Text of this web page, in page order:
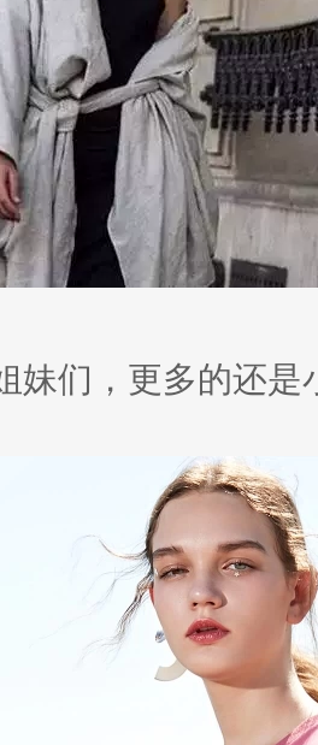
好而不贵的帆布鞋
、无垠海洋的蔚